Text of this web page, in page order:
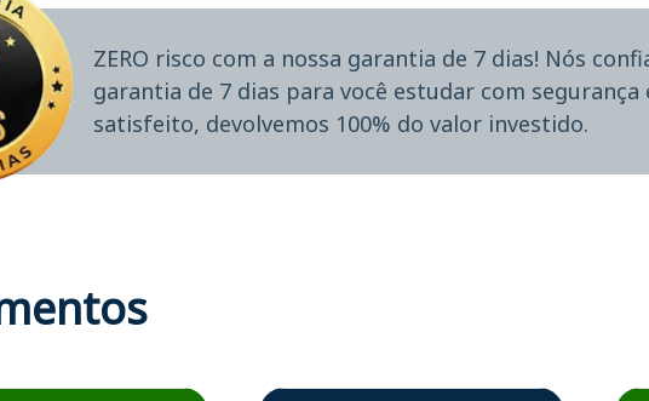
ZERO risco com a nossa garantia de 7 dias! Nós
garantia de 7 dias para você estudar com
satisfeito, devolvemos 100% do valor investido.